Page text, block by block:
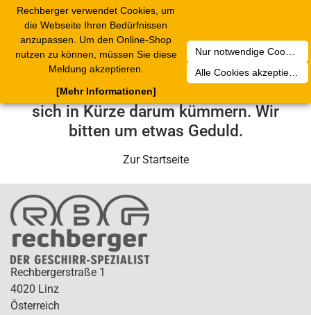
Rechberger verwendet Cookies, um
die Webseite Ihren Bedürfnissen
anzupassen. Um den Online-Shop
nutzen zu können, müssen Sie diese
Meldung akzeptieren.
Nur notwendige Cookies akzeptieren
Alle Cookies akzeptieren
[Mehr Informationen]
Leider ist ein technischer Fehler
aufgetreten. Unser Service-Team wird
sich in Kürze darum kümmern. Wir
bitten um etwas Geduld.
Zur Startseite
Rechbergerstraße 1
4020 Linz
Österreich